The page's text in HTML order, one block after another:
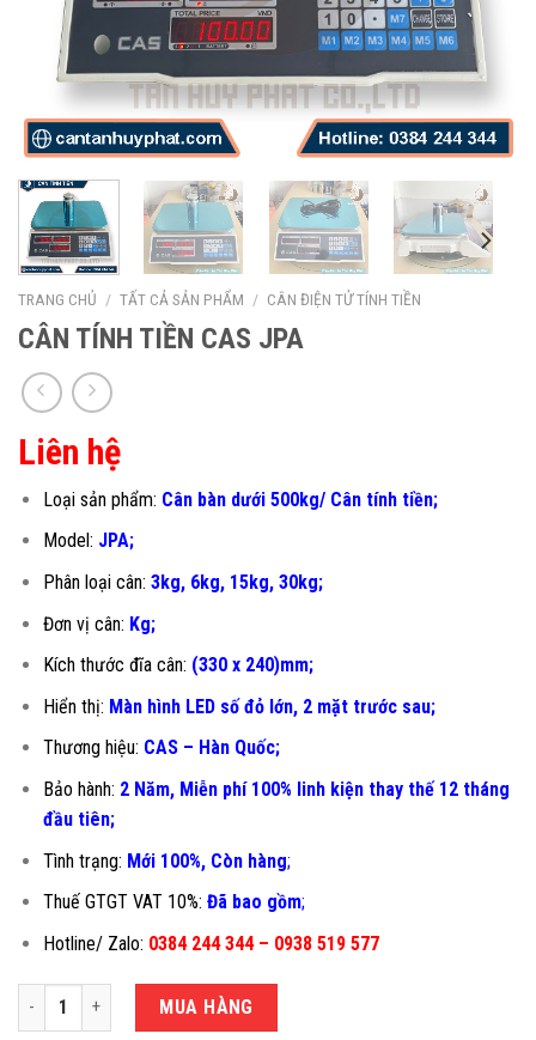
TRANG CHỦ / TẤT CẢ SẢN PHẨM / CÂN ĐIỆN TỬ TÍNH TIỀN
CÂN TÍNH TIỀN CAS JPA
Liên hệ
Loại sản phẩm: Cân bàn dưới 500kg/ Cân tính tiền;
Model: JPA;
Phân loại cân: 3kg, 6kg, 15kg, 30kg;
Đơn vị cân: Kg;
Kích thước đĩa cân: (330 x 240)mm;
Hiển thị: Màn hình LED số đỏ lớn, 2 mặt trước sau;
Thương hiệu: CAS – Hàn Quốc;
Bảo hành: 2 Năm, Miễn phí 100% linh kiện thay thế 12 tháng
đầu tiên;
Tình trạng: Mới 100%, Còn hàng;
Thuế GTGT VAT 10%: Đã bao gồm;
Hotline/ Zalo: 0384 244 344 – 0938 519 577
CÂN TÍNH TIỀN CAS JPA số lượng
MUA HÀNG